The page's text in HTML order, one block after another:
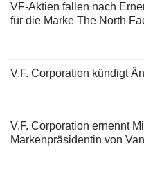
VF-Aktien fallen nach
für die Marke The North
V.F. Corporation kündigt
V.F. Corporation ernennt
Markenpräsidentin von